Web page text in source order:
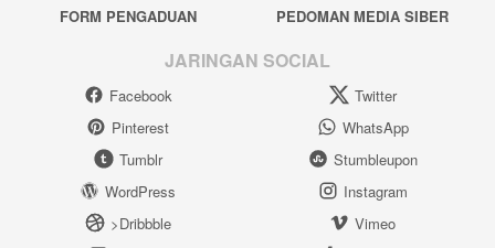
FORM PENGADUAN
PEDOMAN MEDIA SIBER
JARINGAN SOCIAL
Facebook
Twitter
Pinterest
WhatsApp
Tumblr
Stumbleupon
WordPress
Instagram
>Dribbble
Vimeo